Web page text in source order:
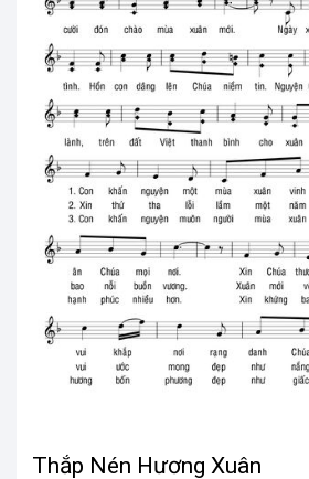
Thắp Nén Hương Xuân